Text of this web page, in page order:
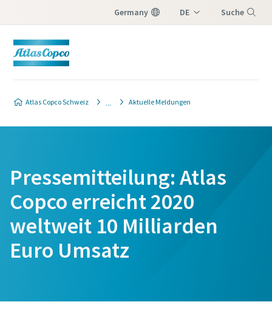
Germany DE Suche
Atlas Copco Schweiz Aktuelle Meldungen
Pressemitteilung: Atlas
Copco erreicht 2020
weltweit 10 Milliarden
Euro Umsatz